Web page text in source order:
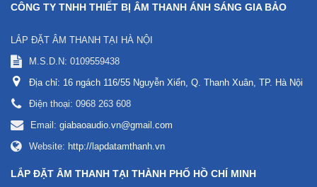
CÔNG TY TNHH THIẾT BỊ ÂM THANH ÁNH SÁNG GIA BẢO
LẮP ĐẶT ÂM THANH TẠI HÀ NỘI
M.S.D.N: 0109559438
Địa chỉ: 16 ngách 116/55 Nguyễn Xiển, Q. Thanh Xuân, TP. Hà Nội
Điện thoại: 0968 263 608
Email: giabaoaudio.vn@gmail.com
Website: http://lapdatamthanh.vn
LẮP ĐẶT ÂM THANH TẠI THÀNH PHỐ HỒ CHÍ MINH